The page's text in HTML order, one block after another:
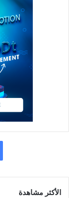
الأكثر مشاهدة